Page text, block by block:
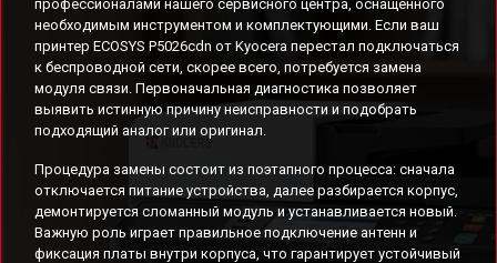
профессионалами нашего сервисного центра, оснащённого
необходимым инструментом и комплектующими. Если ваш
принтер ECOSYS P5026cdn от Kyocera перестал подключаться
к беспроводной сети, скорее всего, потребуется замена
модуля связи. Первоначальная диагностика позволяет
выявить истинную причину неисправности и подобрать
подходящий аналог или оригинал.
Процедура замены состоит из поэтапного процесса: сначала
отключается питание устройства, далее разбирается корпус,
демонтируется сломанный модуль и устанавливается новый.
Важную роль играет правильное подключение антенн и
фиксация платы внутри корпуса, что гарантирует устойчивый